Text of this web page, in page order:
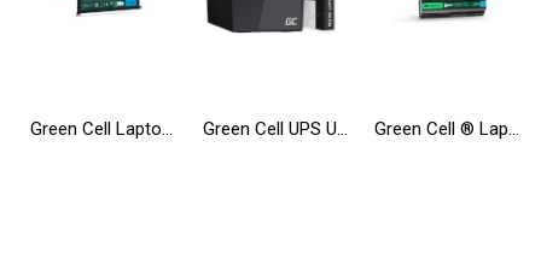
Green Cell Laptop Akku WDX0R WDXOR für Dell Inspiron 13 5368 5378 5379 14 5482 15 5565 5567 5568 5570 5578 5579 7560 17 5770 Green Cell UPS USV 2000VA 1200W Unterbrechungsfreie Stromversorgung mit LCD Display und Überspannungsschutz 230V Green Cell ® Laptop Akku MU06 für HP 635 650 655 2000 Pavilion G6 G7 Compaq 635 650 Compaq Presario CQ62